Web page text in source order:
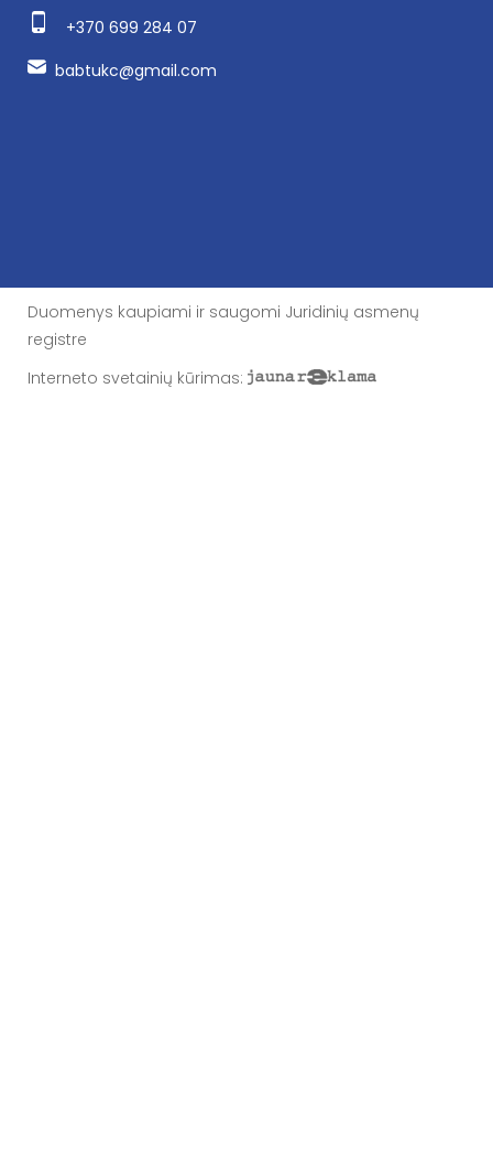
+370 699 284 07
babtukc@gmail.com
Duomenys kaupiami ir saugomi Juridinių asmenų
registre
Interneto svetainių kūrimas: